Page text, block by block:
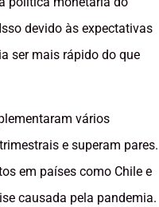
devido às expectativas
ser mais rápido do que
vários
e superam pares.
em países como Chile e
causada pela pandemia.